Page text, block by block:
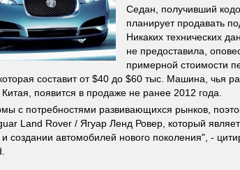
Седан, получивший
планирует продавать
Никаких технических
не предоставила,
примерной стоимости
составит от $40 до $60 тыс. Машина, чья
появится в продаже не ранее 2012 года.
с потребностями развивающихся рынков,
Land Rover / Ягуар Ленд Ровер, который
создании автомобилей нового поколения", -